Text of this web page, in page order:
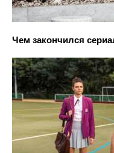
Чем закончился